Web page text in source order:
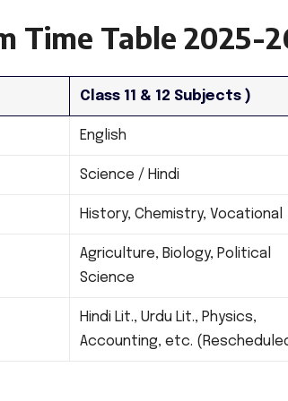
Time Table 2025-
Class 11 & 12 Subjects )
English
Science / Hindi
History, Chemistry, Vocational
Agriculture, Biology, Political
Science
Hindi Lit., Urdu Lit., Physics,
Accounting, etc.